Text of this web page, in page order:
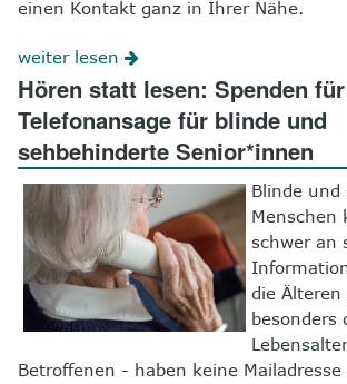
einen Kontakt ganz in Ihrer Nähe.
weiter lesen
Hören statt lesen: Spenden
Telefonansage für blinde und
sehbehinderte Senior*innen
Blinde und
Menschen
schwer an
die
besonders
Betroffenen - haben keine